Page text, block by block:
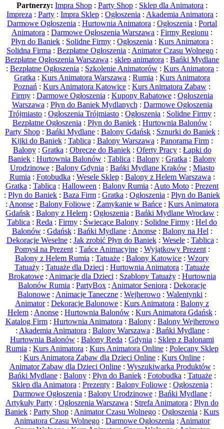
Partnerzy: Impra Shop : Party Shop : Sklep dla Animatora :
Impreza : Party : Impra Sklep : Ogłoszenia : Akademia Animatora :
Darmowe Ogłoszenia : Hurtownia Animatora : Ogłoszenia : Portal
Animatora : Darmowe Ogłoszenia Warszawa : Firmy Regionu :
Płyn do Baniek : Solidne Firmy : Ogłoszenia : Kurs Animatora :
Solidna Firma : Bezpłatne Ogłoszenia : Animator Czasu Wolnego :
Bezpłatne Ogłoszenia Warszawa : sklep animatora : Bańki Mydlane
: Bezpłatne Ogłoszenia : Szkolenie Animatorów : Kurs Animatora :
Gratka : Kurs Animatora Warszawa : Rumia : Kurs Animatora
Poznań : Kurs Animatora Katowice : Kurs Animatora Zabaw :
Firmy: Darmowe Ogłoszenia : Kupony Rabatowe: Ogłoszenia
Warszawa : Płyn do Baniek Mydlanych : Darmowe Ogłoszenia
Trójmiasto : Ogłoszenia Trójmiasto : Ogłoszenia : Solidne Firmy :
Bezpłatne Ogłoszenia : Płyn do Baniek : Hurtownia Balonów :
Party Shop: Bańki Mydlane: Balony Gdańsk: Sznurki do Baniek:
Kijki do Baniek: Tablica : Balony Warszawa : Panorama Firm:
Balony: Gratka : Obręcze do Baniek: Oferty Pracy: Łapki do
Baniek : Hurtownia Balonów : Tablica : Balony : Gratka : Balony
Urodzinowe: Balony Gdynia : Bańki Mydlane Kraków: Miasto
Rumia : Fotobudka : Wesele Sklep: Balony z Helem Warszawa :
Gratka : Tablica : Halloween : Balony Rumia : Auto Moto : Prezent
: Płyn do Baniek : Baza Firm : Gratka : Ogłoszenia : Płyn do Baniek
: Anonse : Balony Foliowe : Zamykanie w Bańce : Kurs Animatora
Gdańsk : Balony z Helem : Ogłoszenia : Bańki Mydlane Wrocław :
Tablica : Reda : Firmy : Świecące Balony : Solidne Firmy : Hel do
Balonów: Gdańsk: Bańki Mydlane: Anonse: Balony na Hel :
Dekoracje Weselne: Jak zrobić Płyn do Baniek: Wesele: Tablica :
Pomysł na Prezent: Tańce Animacyjne: Wyjątkowy Prezent:
Balony z Helem Rumia : Tatuaże : Balony Katowice : Wzory
Tatuaży : Tatuaże dla Dzieci : Hurtownia Animatora : Tatuaże
Brokatowe: Animacje dla Dzieci : Szablony Tatuaży: Hurtownia
Balonów Rumia : PartyBox : Animator Seniora : Dekoracje
Balonowe : Animacje Taneczne : Wejherowo : Walentynki :
Animator: Dekoracje Balonowe : Kurs Animatora : Balony z
Helem : Anonse : Hurtownia Balonów : Kurs Animatora Gdańsk :
Katalog Firm: Hurtownia Animatora : Balony: Balony Wejherowo
: Akademia Animatora : Balony Warszawa : Bańki Mydlane:
Hurtownia Balonów : Balony Reda : Gdynia : Sklep z Balonami
Rumia : Kurs Animatora : Kurs Animatora Online: Polecany Sklep
: Kurs Animatora Zabaw dla Dzieci Online : Kurs Online :
Animator Zabaw dla Dzieci Online: Wyszukiwarka Produktów:
Bańki Mydlane: Balony: Płyn do Baniek: Fotobudka : Tatuaże:
Sklep dla Animatora : Prezenty: Balony Foliowe: Ogłoszenia :
Darmowe Ogłoszenia : Balony Urodzinowe: Bańki Mydlane:
Artykuły Party : Ogłoszenia Warszawa : Strefa Animatora : Płyn do
Baniek : Party Shop : Animator Czasu Wolnego : Ogłoszenia : Kurs
Animatora Czasu Wolnego : Darmowe Ogłoszenia : Animator